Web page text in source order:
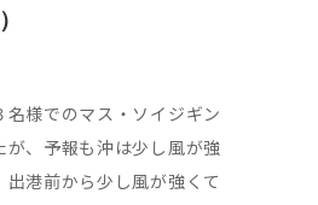
名様でのマス・ソイジギン
が、予報も沖は少し風が強
出港前から少し風が強くて